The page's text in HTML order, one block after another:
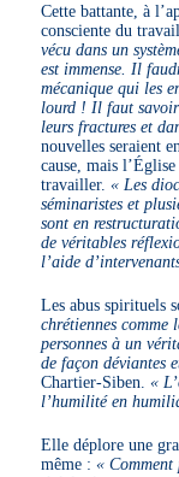
Cette battante, à
consciente du
vécu dans un
est immense. Il
mécanique qui les
lourd ! Il faut savoir
leurs fractures et
nouvelles seraient
cause, mais
travailler.« Les
séminaristes et
sont en
de véritables
l’aide
Les abus spirituels
chrétiennes comme
personnes à un
de façon déviantes
Chartier-Siben.«
l’humilité en
Elle déplore une
même :« Comment